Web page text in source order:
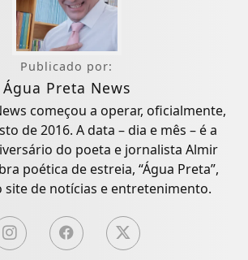
Publicado por:
Água Preta News
começou a operar, oficialmente,
de 2016. A data – dia e mês – é a
do poeta e jornalista Almir
poética de estreia, “Água Preta”,
site de notícias e entretenimento.